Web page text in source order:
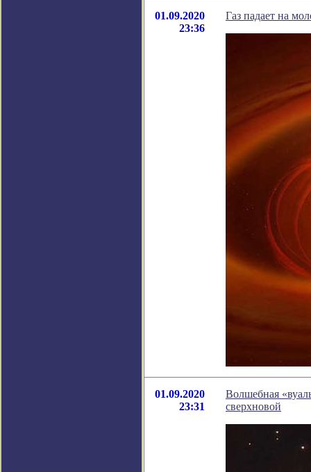
01.09.2020
23:36
Газ падает на
01.09.2020
23:31
Волшебная
сверхновой